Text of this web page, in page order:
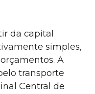
da capital
simples,
A
transporte
Central de